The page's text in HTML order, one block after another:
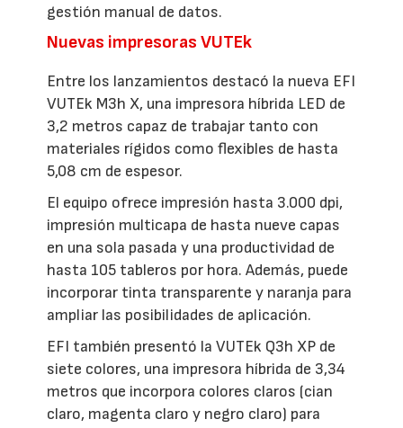
gestión manual de datos.
Nuevas impresoras VUTEk
Entre los lanzamientos destacó la nueva EFI
VUTEk M3h X, una impresora híbrida LED de
3,2 metros capaz de trabajar tanto con
materiales rígidos como flexibles de hasta
5,08 cm de espesor.
El equipo ofrece impresión hasta 3.000 dpi,
impresión multicapa de hasta nueve capas
en una sola pasada y una productividad de
hasta 105 tableros por hora. Además, puede
incorporar tinta transparente y naranja para
ampliar las posibilidades de aplicación.
EFI también presentó la VUTEk Q3h XP de
siete colores, una impresora híbrida de 3,34
metros que incorpora colores claros (cian
claro, magenta claro y negro claro) para